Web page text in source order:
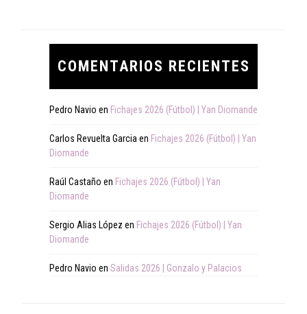
COMENTARIOS RECIENTES
Pedro Navio en Fichajes 2026 (Fútbol) | Yan Diomande
Carlos Revuelta Garcia en Fichajes 2026 (Fútbol) | Yan
Diomande
Raúl Castaño en Fichajes 2026 (Fútbol) | Yan
Diomande
Sergio Alias López en Fichajes 2026 (Fútbol) | Yan
Diomande
Pedro Navio en Salidas 2026 | Gonzalo y Palacios